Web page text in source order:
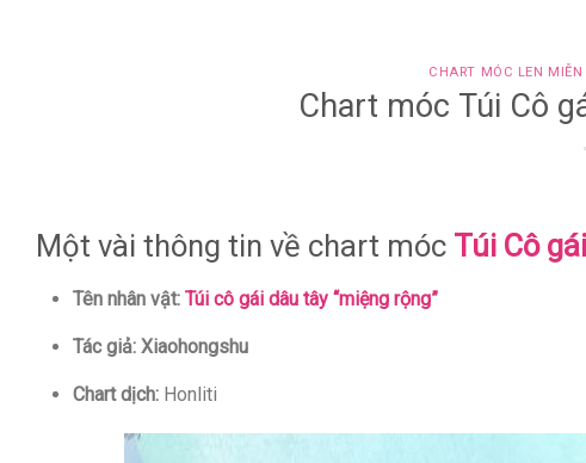
CHART MÓC LEN MIỄN
Chart móc Túi Cô
Một vài thông tin về chart móc Túi Cô
Tên nhân vật: Túi cô gái dâu tây “miệng rộng”
Tác giả: Xiaohongshu
Chart dịch:Honliti